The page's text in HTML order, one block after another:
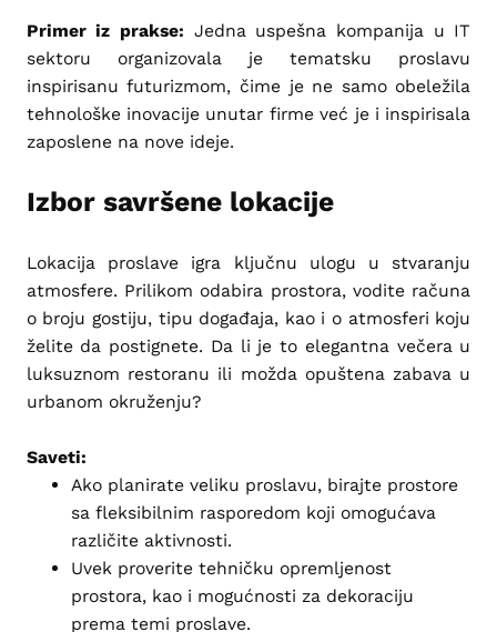
Primer iz prakse: Jedna uspešna kompanija u IT
sektoru organizovala je tematsku proslavu
inspirisanu futurizmom, čime je ne samo obeležila
tehnološke inovacije unutar firme već je i inspirisala
zaposlene na nove ideje.
Izbor savršene lokacije
Lokacija proslave igra ključnu ulogu u stvaranju
atmosfere. Prilikom odabira prostora, vodite računa
o broju gostiju, tipu događaja, kao i o atmosferi koju
želite da postignete. Da li je to elegantna večera u
luksuznom restoranu ili možda opuštena zabava u
urbanom okruženju?
Saveti:
Ako planirate veliku proslavu, birajte prostore
sa fleksibilnim rasporedom koji omogućava
različite aktivnosti.
Uvek proverite tehničku opremljenost
prostora, kao i mogućnosti za dekoraciju
prema temi proslave.